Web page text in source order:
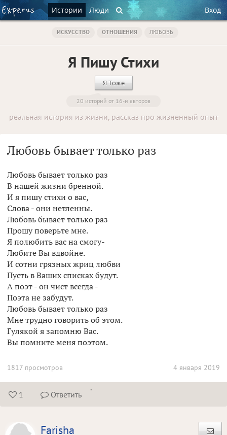
Истории Люди Вход
ИСКУССТВО ОТНОШЕНИЯ ЛЮБОВЬ
Я Пишу Стихи
Я Тоже
20 историй от 16-и авторов
реальная история из жизни, рассказ про жизненный опыт
Любовь бывает только раз
Любовь бывает только раз
В нашей жизни бренной.
И я пишу стихи о вас,
Слова - они нетленны.
Любовь бывает только раз
Прошу поверьте мне.
Я полюбить вас на смогу-
Любите Вы вдвойне.
И сотни грязных жриц любви
Пусть в Ваших списках будут.
А поэт - он чист всегда -
Поэта не забудут.
Любовь бывает только раз
Мне трудно говорить об этом.
Гулякой я запомню Вас.
Вы помните меня поэтом.
4 января 2019
1817 просмотров
 1  Ответить
.
Farisha